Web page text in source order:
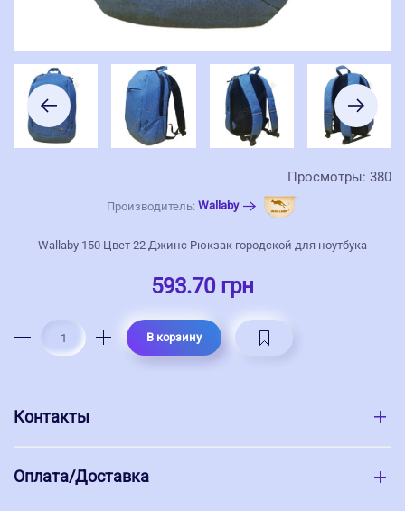
Просмотры: 380
Производитель: Wallaby
Wallaby 150 Цвет 22 Джинс Рюкзак городской для ноутбука
593.70 грн
В корзину
Контакты
Оплата/Доставка